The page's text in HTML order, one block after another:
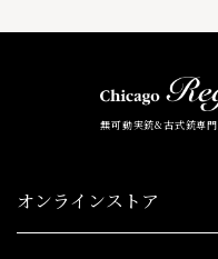
無可動実銃&古式銃専
オンラインストア